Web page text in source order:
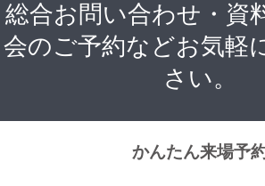
総合お問い合わせ・資
会のご予約などお気軽
さい。
かんたん来場予